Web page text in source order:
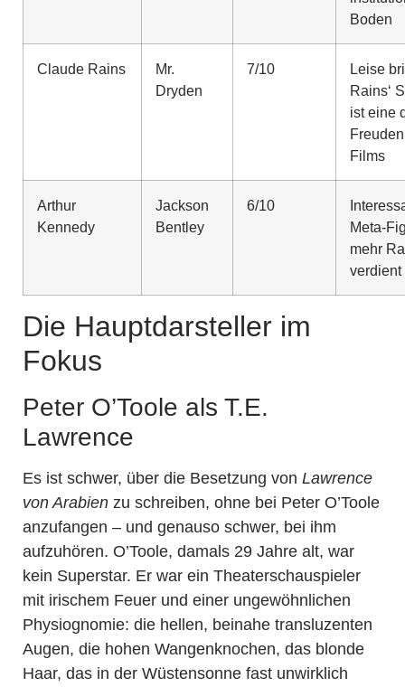
Boden
Claude Rains
Mr.
Dryden
7/10
Leise
Rains‘
ist eine
Films
Arthur
Kennedy
Jackson
Bentley
6/10
Meta-
mehr
verdient
Die Hauptdarsteller im
Fokus
Peter O’Toole als T.E.
Lawrence
Es ist schwer, über die Besetzung von Lawrence
von Arabien zu schreiben, ohne bei Peter O’Toole
anzufangen – und genauso schwer, bei ihm
aufzuhören. O’Toole, damals 29 Jahre alt, war
kein Superstar. Er war ein Theaterschauspieler
mit irischem Feuer und einer ungewöhnlichen
Physiognomie: die hellen, beinahe transluzenten
Augen, die hohen Wangenknochen, das blonde
Haar, das in der Wüstensonne fast unwirklich